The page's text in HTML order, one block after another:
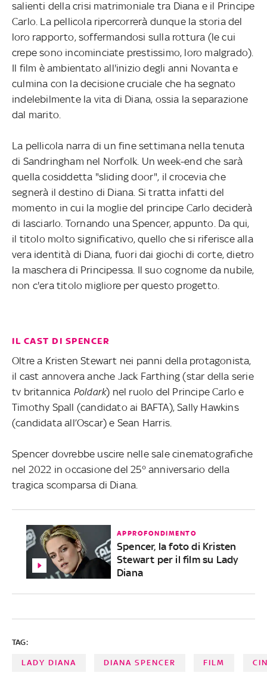
salienti della crisi matrimoniale tra Diana e il Principe
Carlo. La pellicola ripercorrerà dunque la storia del
loro rapporto, soffermandosi sulla rottura (le cui
crepe sono incominciate prestissimo, loro malgrado).
Il film è ambientato all'inizio degli anni Novanta e
culmina con la decisione cruciale che ha segnato
indelebilmente la vita di Diana, ossia la separazione
dal marito.
La pellicola narra di un fine settimana nella tenuta
di Sandringham nel Norfolk. Un week-end che sarà
quella cosiddetta "sliding door", il crocevia che
segnerà il destino di Diana. Si tratta infatti del
momento in cui la moglie del principe Carlo deciderà
di lasciarlo. Tornando una Spencer, appunto. Da qui,
il titolo molto significativo, quello che si riferisce alla
vera identità di Diana, fuori dai giochi di corte, dietro
la maschera di Principessa. Il suo cognome da nubile,
non c'era titolo migliore per questo progetto.
IL CAST DI SPENCER
Oltre a Kristen Stewart nei panni della protagonista,
il cast annovera anche Jack Farthing (star della serie
tv britannica Poldark) nel ruolo del Principe Carlo e
Timothy Spall (candidato ai BAFTA), Sally Hawkins
(candidata all’Oscar) e Sean Harris.
Spencer dovrebbe uscire nelle sale cinematografiche
nel 2022 in occasione del 25° anniversario della
tragica scomparsa di Diana.
APPROFONDIMENTO
Spencer, la foto di Kristen
Stewart per il film su Lady
Diana
TAG:
LADY DIANA DIANA SPENCER FILM